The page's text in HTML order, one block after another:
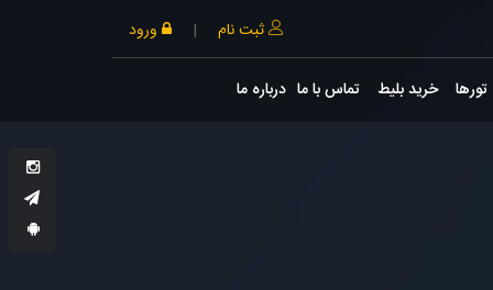
ثبت نام | ورود
تورها خرید بلیط تماس با ما درباره ما